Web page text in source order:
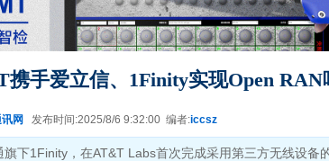
手爱立信、1Finity实现Open RAN
网 发布时间:2025/8/6 9:32:00 编者:iccsz
下1Finity，在AT&T Labs首次完成采用第三方无线设备